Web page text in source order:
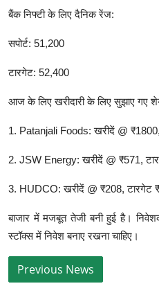
बैंक निफ्टी के लिए दैनिक रेंज:
सपोर्ट: 51,200
टारगेट: 52,400
आज के लिए खरीदारी के लिए सुझाए गए
1️. Patanjali Foods: खरीदें @
2️. JSW Energy: खरीदें @ ₹571,
3️. HUDCO: खरीदें @ ₹208, टारगेट
बाजार में मजबूत तेजी बनी हुई है।
स्टॉक्स में निवेश बनाए रखना चाहिए।